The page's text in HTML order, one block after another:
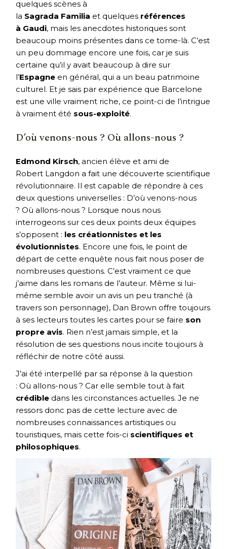
quelques scènes à
la Sagrada Familia et quelques références
à Gaudi, mais les anecdotes historiques sont
beaucoup moins présentes dans ce tome-là. C’est
un peu dommage encore une fois, car je suis
certaine qu’il y avait beaucoup à dire sur
l’Espagne en général, qui a un beau patrimoine
culturel. Et je sais par expérience que Barcelone
est une ville vraiment riche, ce point-ci de l’intrigue
à vraiment été sous-exploité.
D’où venons-nous ? Où allons-nous ?
Edmond Kirsch, ancien élève et ami de
Robert Langdon a fait une découverte scientifique
révolutionnaire. Il est capable de répondre à ces
deux questions universelles : D’où venons-nous
? Où allons-nous ? Lorsque nous nous
interrogeons sur ces deux points deux équipes
s’opposent : les créationnistes et les
évolutionnistes. Encore une fois, le point de
départ de cette enquête nous fait nous poser de
nombreuses questions. C’est vraiment ce que
j’aime dans les romans de l’auteur. Même si lui-
même semble avoir un avis un peu tranché (à
travers son personnage), Dan Brown offre toujours
à ses lecteurs toutes les cartes pour se faire son
propre avis. Rien n’est jamais simple, et la
résolution de ses questions nous incite toujours à
réfléchir de notre côté aussi.
J’ai été interpellé par sa réponse à la question
: Où allons-nous ? Car elle semble tout à fait
crédible dans les circonstances actuelles. Je ne
ressors donc pas de cette lecture avec de
nombreuses connaissances artistiques ou
touristiques, mais cette fois-ci scientifiques et
philosophiques.